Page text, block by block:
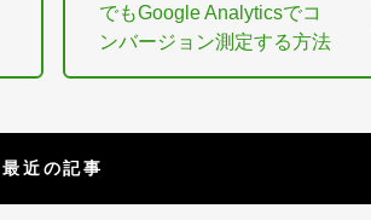
でもGoogle Analyticsでコ
ンバージョン測定する方法
最近の記事